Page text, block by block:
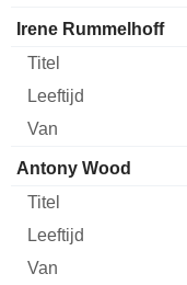
Irene Rummelhoff
Antony Wood